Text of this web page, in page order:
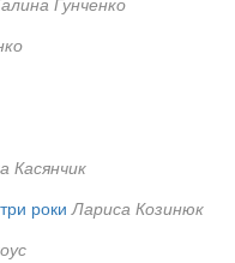
Касянчик
роки Лариса Козинюк